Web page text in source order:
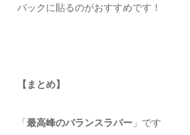
バックに貼るのがおすすめです！
【まとめ】
「 最高峰のバランスラバー」です